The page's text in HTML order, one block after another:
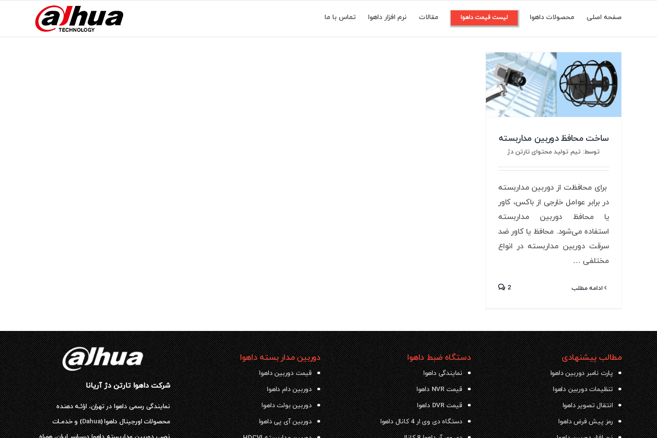
content
صفحه اصلی محصولات داهوا لیست قیمت داهوا مقالات نرم افزار داهوا تماس با ما
ساخت محافظ دوربین مداربسته
توسط: تیم تولید محتوای تارتن دژ
برای محافظت از دوربین مداربسته
در برابر عوامل خارجی از باکس، کاور
یا محافظ دوربین مداربسته
استفاده می‌شود. محافظ یا کاور ضد
سرقت دوربین مداربسته در انواع
مختلفی …
ادامه مطلب 2
مطالب پیشنهادی
پارت نامبر دوربین داهوا
تنظیمات دوربین داهوا
انتقال تصویر داهوا
رمز پیش فرض داهوا
دستگاه ضبط داهوا
نمایندگی داهوا
قیمت NVR داهوا
قیمت DVR داهوا
دستگاه دی وی ار 4 کانال داهوا
دوربین مدار بسته داهوا
قیمت دوربین داهوا
دوربین دام داهوا
دوربین بولت داهوا
دوربین آی پی داهوا
شرکت داهوا تارتن دژ آریانا
نمایندگی رسمی داهوا در تهران، ارائـه دهنده
محصولات اورجینال داهوا (Dahua) و خدمـات